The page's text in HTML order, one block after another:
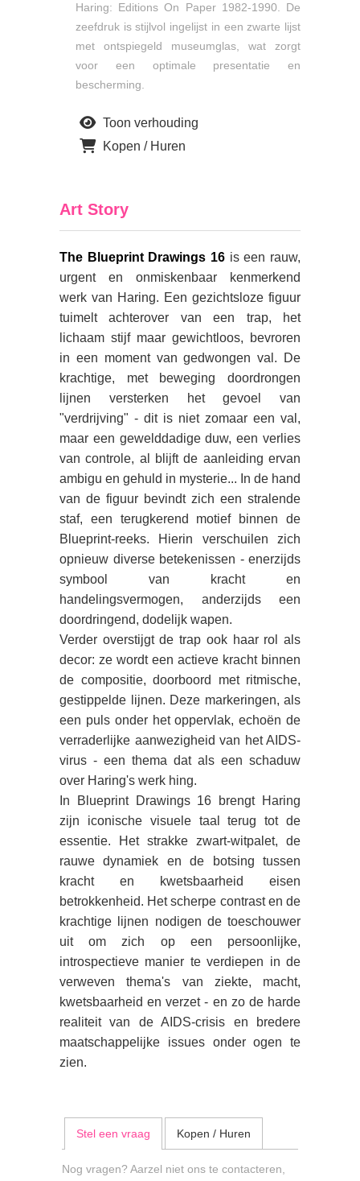
Haring: Editions On Paper 1982-1990. De
zeefdruk is stijlvol ingelijst in een zwarte lijst
met ontspiegeld museumglas, wat zorgt
voor een optimale presentatie en
bescherming.
Toon verhouding
Kopen / Huren
Art Story
The Blueprint Drawings 16 is een rauw,
urgent en onmiskenbaar kenmerkend
werk van Haring. Een gezichtsloze figuur
tuimelt achterover van een trap, het
lichaam stijf maar gewichtloos, bevroren
in een moment van gedwongen val. De
krachtige, met beweging doordrongen
lijnen versterken het gevoel van
"verdrijving" - dit is niet zomaar een val,
maar een gewelddadige duw, een verlies
van controle, al blijft de aanleiding ervan
ambigu en gehuld in mysterie... In de hand
van de figuur bevindt zich een stralende
staf, een terugkerend motief binnen de
Blueprint-reeks. Hierin verschuilen zich
opnieuw diverse betekenissen - enerzijds
symbool van kracht en
handelingsvermogen, anderzijds een
doordringend, dodelijk wapen.
Verder overstijgt de trap ook haar rol als
decor: ze wordt een actieve kracht binnen
de compositie, doorboord met ritmische,
gestippelde lijnen. Deze markeringen, als
een puls onder het oppervlak, echoën de
verraderlijke aanwezigheid van het AIDS-
virus - een thema dat als een schaduw
over Haring's werk hing.
In Blueprint Drawings 16 brengt Haring
zijn iconische visuele taal terug tot de
essentie. Het strakke zwart-witpalet, de
rauwe dynamiek en de botsing tussen
kracht en kwetsbaarheid eisen
betrokkenheid. Het scherpe contrast en de
krachtige lijnen nodigen de toeschouwer
uit om zich op een persoonlijke,
introspectieve manier te verdiepen in de
verweven thema's van ziekte, macht,
kwetsbaarheid en verzet - en zo de harde
realiteit van de AIDS-crisis en bredere
maatschappelijke issues onder ogen te
zien.
Stel een vraag Kopen / Huren
Nog vragen? Aarzel niet ons te contacteren,